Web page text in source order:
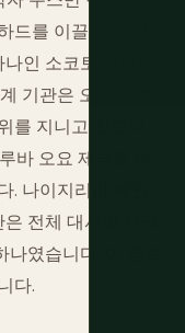
를 이끌었고, 19
인 소코토 칼리프
기관은 오늘날 북
지니고 있습니
바 오요 제국은 대
나이지리아 해안
전체 대서양 무역
였습니다. 이 영토
다.